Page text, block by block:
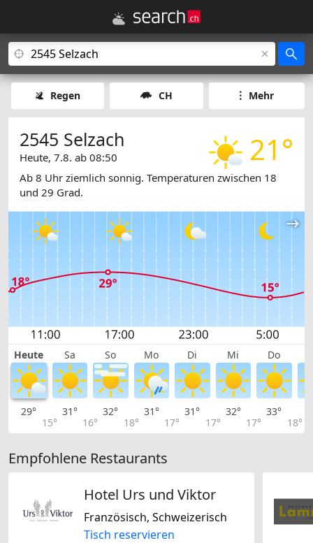
Regen CH Mehr
21°
2545 Selzach
Heute, 7.8. ab 08:50
Ab 8 Uhr ziemlich sonnig. Temperaturen zwischen 18
und 29 Grad.
Heute Sa So Mo Di Mi Do
29°
15°
31°
16°
32°
18°
31°
17°
31°
17°
32°
17°
33°
18°
Empfohlene Restaurants
Hotel Urs und Viktor
Französisch, Schweizerisch
Tisch reservieren